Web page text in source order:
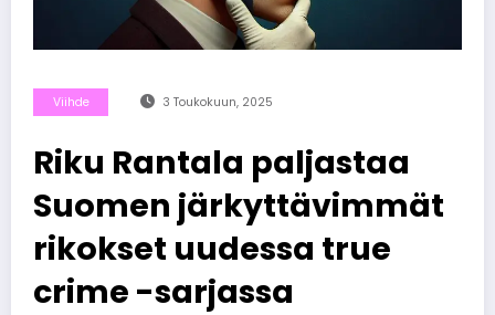
Viihde 3 Toukokuun, 2025
Riku Rantala paljastaa
Suomen järkyttävimmät
rikokset uudessa true
crime -sarjassa